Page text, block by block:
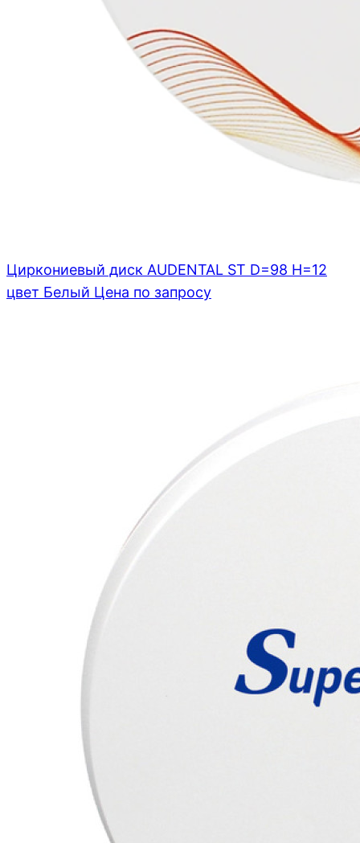
Циркониевый диск AUDENTAL ST D=98 H=12
цвет Белый Цена по запросу